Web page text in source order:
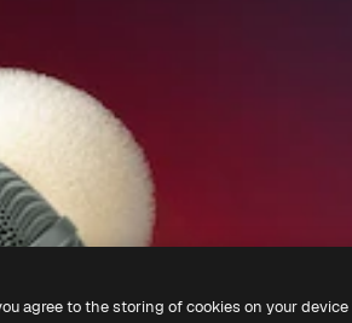
agree to the storing of cookies on your